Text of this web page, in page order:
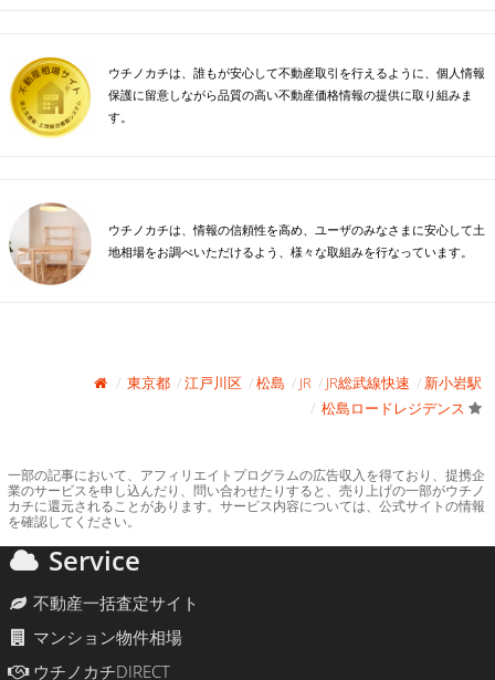
ウチノカチは、誰もが安心して不動産取引を行えるように、個人情報
保護に留意しながら品質の高い不動産価格情報の提供に取り組みま
す。
ウチノカチは、情報の信頼性を高め、ユーザのみなさまに安心して土
地相場をお調べいただけるよう、様々な取組みを行なっています。
東京都 江戸川区 松島 JR JR総武線快速
新小岩駅
松島ロードレジデンス
一部の記事において、アフィリエイトプログラムの広告収入を得ており、提携企
業のサービスを申し込んだり、問い合わせたりすると、売り上げの一部がウチノ
カチに還元されることがあります。サービス内容については、公式サイトの情報
を確認してください。
Service
不動産一括査定サイト
マンション物件相場
ウチノカチDIRECT